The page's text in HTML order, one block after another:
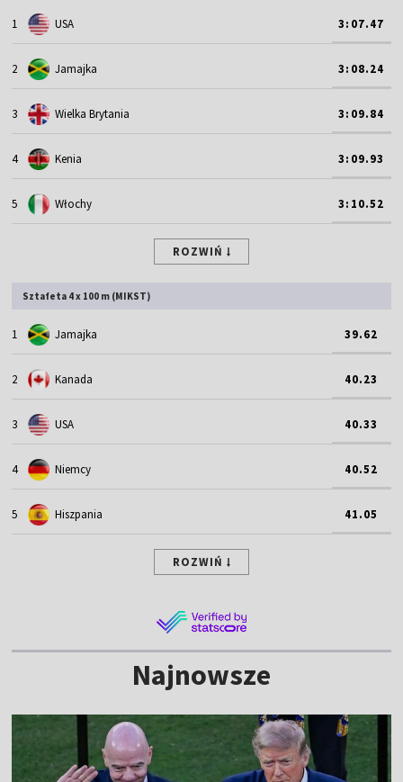
1 USA 3:07.47
2 Jamajka 3:08.24
3 Wielka Brytania 3:09.84
4 Kenia 3:09.93
5 Włochy 3:10.52
ROZWIŃ
Sztafeta 4 x 100 m (MIKST)
1 Jamajka 39.62
2 Kanada 40.23
3 USA 40.33
4 Niemcy 40.52
5 Hiszpania 41.05
ROZWIŃ
Najnowsze